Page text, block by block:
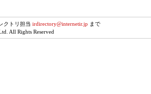
クトリ担当 irdirectory@internetir.jp まで
All Rights Reserved